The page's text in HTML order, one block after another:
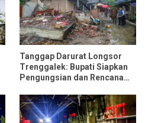
Tanggap Darurat Longsor
Trenggalek: Bupati Siapkan
Pengungsian dan Rencana